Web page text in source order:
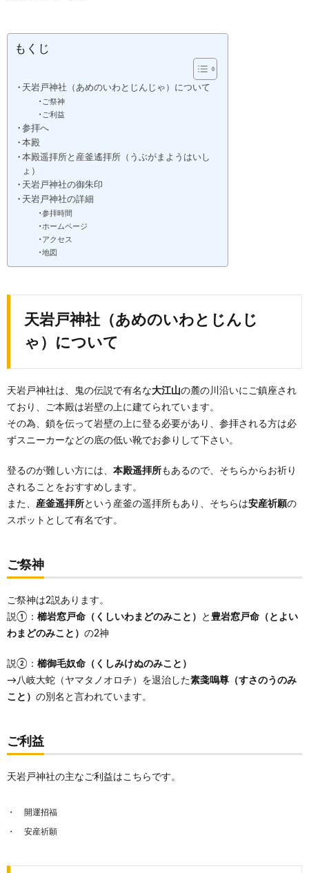
もくじ
天岩戸神社（あめのいわとじんじゃ）について
ご祭神
ご利益
参拝へ
本殿
本殿遥拝所と産釜遙拝所（うぶがまようはいし
ょ）
天岩戸神社の御朱印
天岩戸神社の詳細
参拝時間
ホームページ
アクセス
地図
天岩戸神社（あめのいわとじんじ
ゃ）について
天岩戸神社は、鬼の伝説で有名な大江山の麓の川沿いにご鎮座され
ており、ご本殿は岩壁の上に建てられています。
その為、鎖を伝って岩壁の上に登る必要があり、参拝される方は必
ずスニーカーなどの底の低い靴でお参りして下さい。
登るのが難しい方には、 本殿遥拝所もあるので、そちらからお祈り
されることをおすすめします。
また、 産釜遥拝所という産釜の遥拝所もあり、そちらは安産祈願の
スポットとして有名です。
ご祭神
ご祭神は2説あります。
説①： 櫛岩窓戸命（くしいわまどのみこと） と 豊岩窓戸命（とよい
わまどのみこと） の2神
説②： 櫛御毛奴命（くしみけぬのみこと）
→八岐大蛇（ヤマタノオロチ）を退治した素戔嗚尊（すさのうのみ
こと） の別名と言われています。
ご利益
天岩戸神社の主なご利益はこちらです。
開運招福
安産祈願